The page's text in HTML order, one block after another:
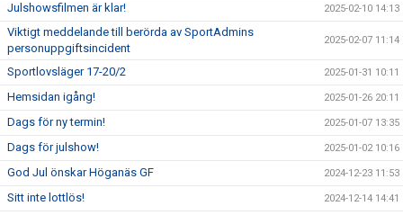
Julshowsfilmen är klar! 2025-02-10 14:13
Viktigt meddelande till berörda av SportAdmins
personuppgiftsincident
2025-02-07 11:14
Sportlovsläger 17-20/2 2025-01-31 10:11
Hemsidan igång! 2025-01-26 20:11
Dags för ny termin! 2025-01-07 13:35
Dags för julshow! 2025-01-02 10:16
God Jul önskar Höganäs GF 2024-12-23 11:53
Sitt inte lottlös! 2024-12-14 14:41